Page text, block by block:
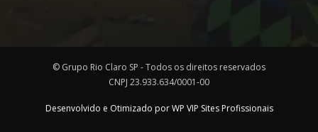
© Grupo Rio Claro SP - Todos os direitos reservados
CNPJ 23.933.634/0001-00
Desenvolvido e Otimizado por WP VIP Sites Profissionais